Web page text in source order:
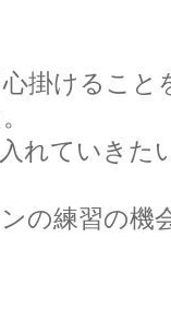
掛けること
れていきた
の練習の機